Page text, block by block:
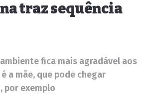
traz sequência
fica mais agradável aos
a mãe, que pode chegar
por exemplo